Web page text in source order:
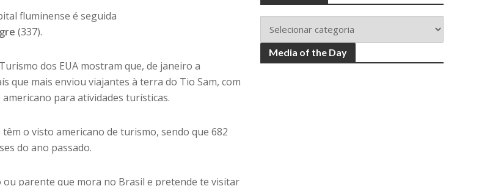
fluminense é seguida
(337).
dos EUA mostram que, de janeiro a
que mais enviou viajantes à terra do Tio Sam, com
para atividades turísticas.
o visto americano de turismo, sendo que 682
do ano passado.
parente que mora no Brasil e pretende te visitar
Media of the Day